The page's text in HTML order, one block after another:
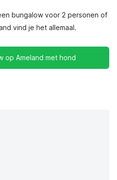
bungalow voor 2 personen of
vind je het allemaal.
op Ameland met hond